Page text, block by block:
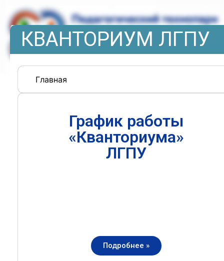
КВАНТОРИУМ ЛГПУ
Главная
График работы
«Кванториума»
ЛГПУ
Подробнее »